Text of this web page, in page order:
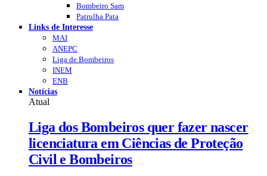
Bombeiro Sam
Patrulha Pata
Links de Interesse
MAI
ANEPC
Liga de Bombeiros
INEM
ENB
Notícias
Atual
Liga dos Bombeiros quer fazer nascer
licenciatura em Ciências de Proteção
Civil e Bombeiros